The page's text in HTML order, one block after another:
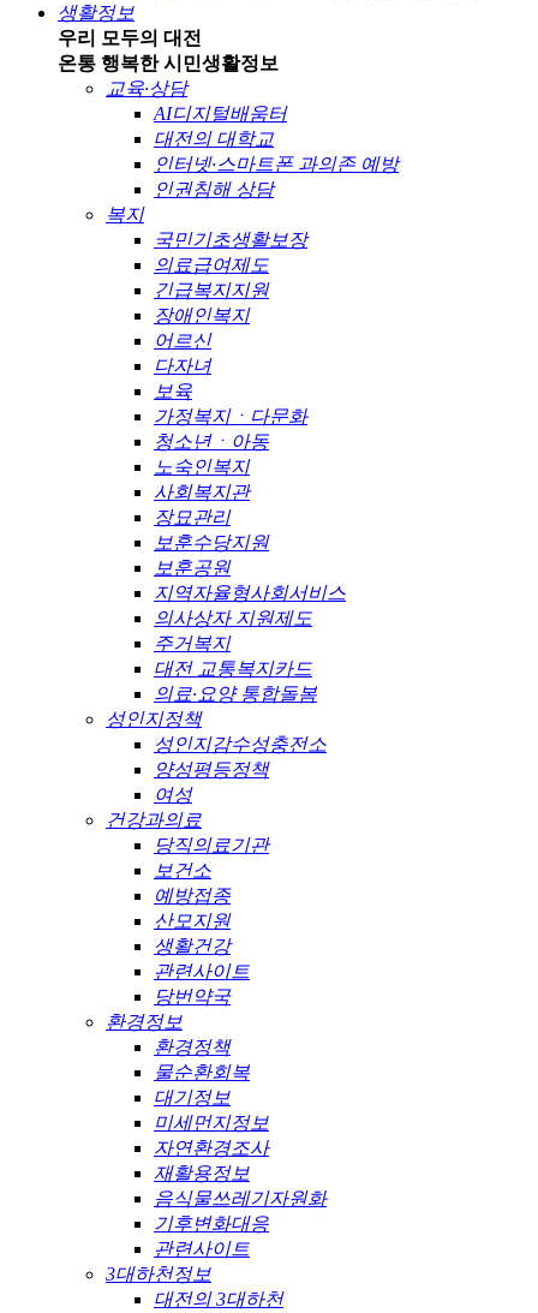
생활정보
우리 모두의 대전
온통 행복한 시민생활정보
교육·상담
AI디지털배움터
대전의 대학교
인터넷·스마트폰 과의존 예방
인권침해 상담
복지
국민기초생활보장
의료급여제도
긴급복지지원
장애인복지
어르신
다자녀
보육
가정복지ㆍ다문화
청소년ㆍ아동
노숙인복지
사회복지관
장묘관리
보훈수당지원
보훈공원
지역자율형사회서비스
의사상자 지원제도
주거복지
대전 교통복지카드
의료·요양 통합돌봄
성인지정책
성인지감수성충전소
양성평등정책
여성
건강과의료
당직의료기관
보건소
예방접종
산모지원
생활건강
관련사이트
당번약국
환경정보
환경정책
물순환회복
대기정보
미세먼지정보
자연환경조사
재활용정보
음식물쓰레기자원화
기후변화대응
관련사이트
3대하천정보
대전의 3대하천